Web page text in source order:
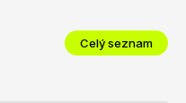
Celý seznam